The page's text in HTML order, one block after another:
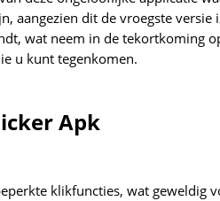
aangezien dit de vroegste
wat neem in de tekortkoming
u kunt tegenkomen.
Apk
klikfuncties, wat geweldig